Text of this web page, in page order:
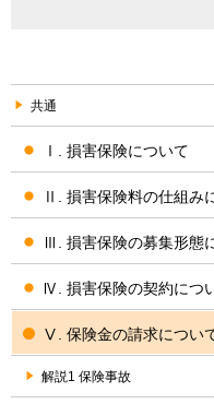
共通
Ⅰ. 損害保険について
Ⅱ. 損害保険料の仕組み
Ⅲ. 損害保険の募集形態
Ⅳ. 損害保険の契約につ
Ⅴ. 保険金の請求につい
解説1 保険事故